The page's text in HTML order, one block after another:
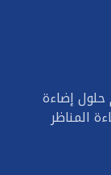
إضاءة
المناظر